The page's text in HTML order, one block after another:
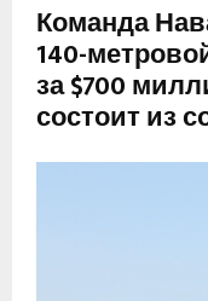
Команда
140-
за $700
состоит из